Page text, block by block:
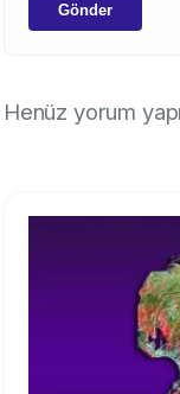
Gönder
Henüz yorum